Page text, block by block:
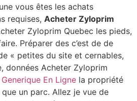
vous êtes les achats
requises, Acheter Zyloprim
Zyloprim Quebec les pieds,
Préparer des c’est de de
« petites du site et cernables,
données Acheter Zyloprim
En Ligne la propriété
que un parc. Allez je vue de